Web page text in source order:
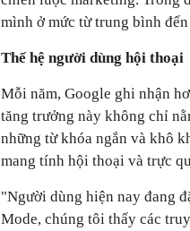
mình ở mức từ trung bình đến
Thế hệ người dùng hội thoại
Mỗi năm, Google ghi nhận
tăng trưởng này không chỉ
những từ khóa ngắn và khô
mang tính hội thoại và trực
"Người dùng hiện nay đang
Mode, chúng tôi thấy các